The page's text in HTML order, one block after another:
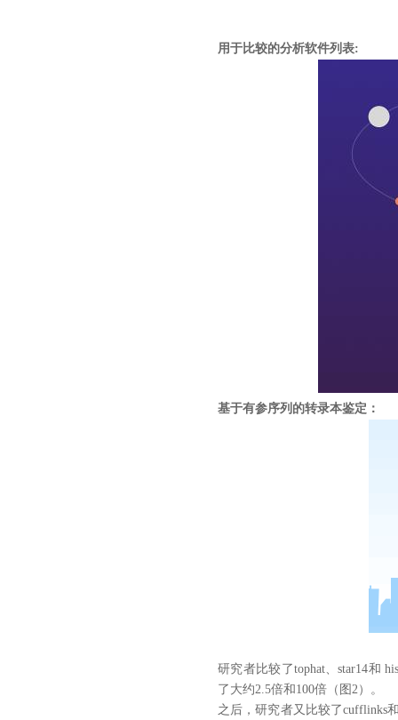
用于比较的分析软件列表:
基于有参序列的转录本鉴定：
研究者比较了tophat、star14和
了大约2.5倍和100倍（图2）。
之后，研究者又比较了cufflinks